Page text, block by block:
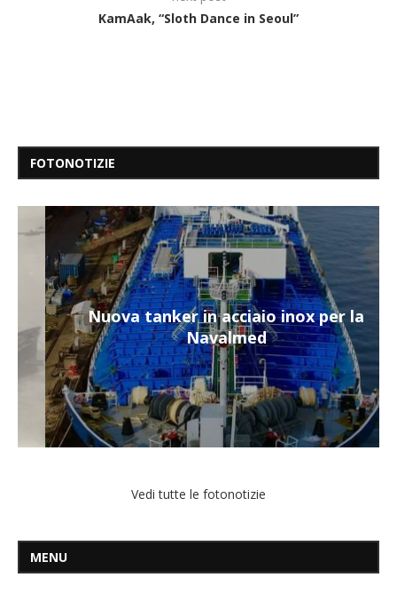
KamAak, “Sloth Dance in Seoul”
FOTONOTIZIE
Nuova tanker in acciaio inox per la
Navalmed
Vedi tutte le fotonotizie
MENU